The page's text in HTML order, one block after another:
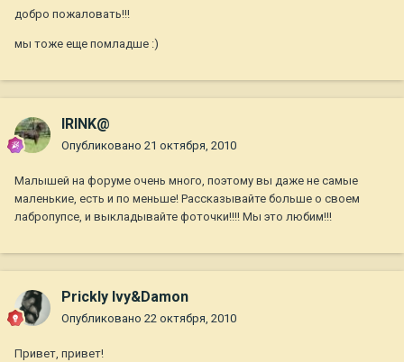
добро пожаловать!!!
мы тоже еще помладше :)
IRINK@
Опубликовано 21 октября, 2010
Малышей на форуме очень много, поэтому вы даже не самые
маленькие, есть и по меньше! Рассказывайте больше о своем
лабропупсе, и выкладывайте фоточки!!!! Мы это любим!!!
Prickly Ivy&Damon
Опубликовано 22 октября, 2010
Привет, привет!